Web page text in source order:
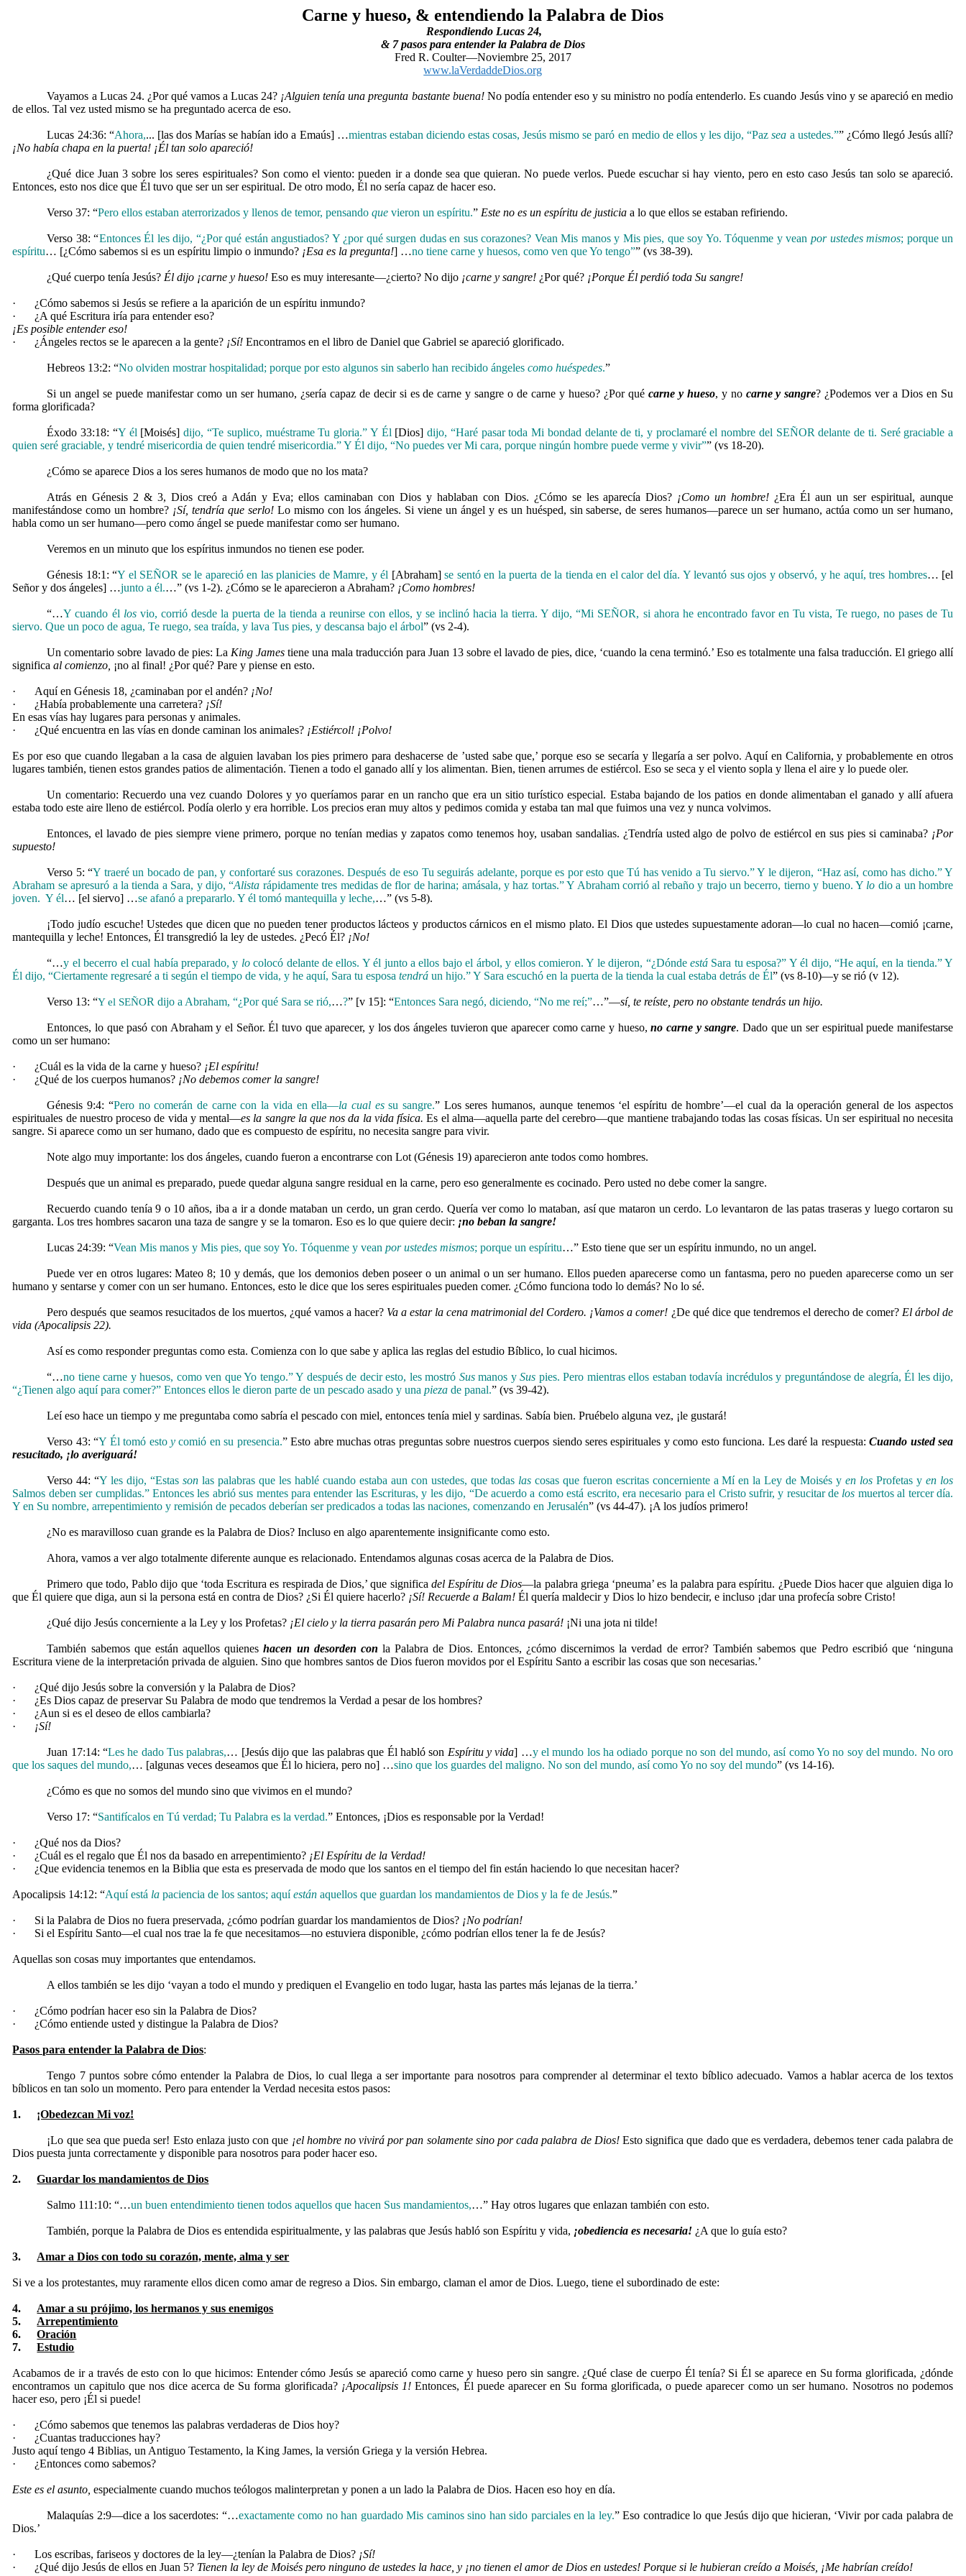
Carne y hueso, & entendiendo la Palabra de Dios
Respondiendo Lucas 24,
& 7 pasos para entender la Palabra de Dios
Fred R. Coulter—Noviembre 25, 2017
www.laVerdaddeDios.org
Vayamos a Lucas 24. ¿Por qué vamos a Lucas 24? ¡Alguien tenía una pregunta bastante buena!No podía entender eso y su ministro no podía entenderlo. Es cuando Jesús vino y se apareció en medio
de ellos. Tal vez usted mismo se ha preguntado acerca de eso.
Lucas 24:36: “Ahora,... [las dos Marías se habían ido a Emaús] …mientras estaban diciendo estas cosas, Jesús mismo se paró en medio de ellos y les dijo, “Pazsea a ustedes.”” ¿Cómo llegó Jesús allí?
¡No había chapa en la puerta! ¡Él tan solo apareció!
¿Qué dice Juan 3 sobre los seres espirituales? Son como el viento: pueden ir a donde sea que quieran. No puede verlos. Puede escuchar si hay viento, pero en esto caso Jesús tan solo se apareció.
Entonces, esto nos dice que Él tuvo que ser un ser espiritual. De otro modo, Él no sería capaz de hacer eso.
Verso 37: “Pero ellos estaban aterrorizados y llenos de temor, pensandoquevieron un espíritu.” Este no es un espíritu de justiciaa lo que ellos se estaban refiriendo.
Verso 38: “Entonces Él les dijo, “¿Por qué están angustiados? Y ¿por qué surgen dudas en sus corazones? Vean Mis manos y Mis pies, que soy Yo. Tóquenme y vean por ustedes mismos; porque un
espíritu… [¿Cómo sabemos si es un espíritu limpio o inmundo? ¡Esa es la pregunta!] …no tiene carne y huesos, como ven que Yo tengo”” (vs 38-39).
¿Qué cuerpo tenía Jesús? Él dijo ¡carne y hueso! Eso es muy interesante—¿cierto? No dijo ¡carne y sangre! ¿Por qué? ¡Porque Él perdió toda Su sangre!
·
¿Cómo sabemos si Jesús se refiere a la aparición de un espíritu inmundo?
·
¿A qué Escritura iría para entender eso?
¡Es posible entender eso!
·
¿Ángeles rectos se le aparecen a la gente? ¡Sí! Encontramos en el libro de Daniel que Gabriel se apareció glorificado.
Hebreos 13:2: “No olviden mostrar hospitalidad; porque por esto algunos sin saberlo han recibido ángelescomo huéspedes.”
Si un angel se puede manifestar como un ser humano, ¿sería capaz de decir si es de carne y sangre o de carne y hueso? ¿Por qué carne y hueso, y no carne y sangre? ¿Podemos ver a Dios en Su
forma glorificada?
Éxodo 33:18: “Y él [Moisés]dijo, “Te suplico, muéstrame Tu gloria.” Y Él [Dios]dijo, “Haré pasar toda Mi bondad delante de ti, y proclamaré el nombre del SEÑOR delante de ti. Seré graciable a
quien seré graciable, y tendré misericordia de quien tendré misericordia.” Y Él dijo, “No puedes ver Mi cara, porque ningún hombre puede verme y vivir”” (vs 18-20).
¿Cómo se aparece Dios a los seres humanos de modo que no los mata?
Atrás en Génesis 2 & 3, Dios creó a Adán y Eva; ellos caminaban con Dios y hablaban con Dios. ¿Cómo se les aparecía Dios? ¡Como un hombre! ¿Era Él aun un ser espiritual, aunque
manifestándose como un hombre? ¡Sí, tendría que serlo! Lo mismo con los ángeles. Si viene un ángel y es un huésped, sin saberse, de seres humanos—parece un ser humano, actúa como un ser humano,
habla como un ser humano—pero como ángel se puede manifestar como ser humano.
Veremos en un minuto que los espíritus inmundos no tienen ese poder.
Génesis 18:1: “Y el SEÑOR se le apareció en las planicies de Mamre, y él [Abraham]se sentó en la puerta de la tienda en el calor del día. Y levantó sus ojos y observó, y he aquí, tres hombres… [el
Señor y dos ángeles] …junto a él.…” (vs 1-2). ¿Cómo se le aparecieron a Abraham? ¡Como hombres!
“…Y cuando él losvio, corrió desde la puerta de la tienda a reunirse con ellos, y se inclinó hacia la tierra. Y dijo, “Mi SEÑOR, si ahora he encontrado favor en Tu vista, Te ruego, no pases de Tu
siervo. Que un poco de agua, Te ruego, sea traída, y lava Tus pies, y descansa bajo el árbol” (vs 2-4).
Un comentario sobre lavado de pies: La King Jamestiene una mala traducción para Juan 13 sobre el lavado de pies, dice, ‘cuando la cena terminó.’ Eso es totalmente una falsa traducción. El griego allí
significaal comienzo, ¡no al final! ¿Por qué? Pare y piense en esto.
· Aquí en Génesis 18, ¿caminaban por el andén? ¡No!
·
¿Había probablemente una carretera? ¡Sí!
En esas vías hay lugares para personas y animales.
·
¿Qué encuentra en las vías en donde caminan los animales? ¡Estiércol! ¡Polvo!
Es por eso que cuando llegaban a la casa de alguien lavaban los pies primero para deshacerse de ’usted sabe que,’ porque eso se secaría y llegaría a ser polvo. Aquí en California, y probablemente en otros
lugares también, tienen estos grandes patios de alimentación. Tienen a todo el ganado allí y los alimentan. Bien, tienen arrumes de estiércol. Eso se seca y el viento sopla y llena el aire y lo puede oler.
Un comentario: Recuerdo una vez cuando Dolores y yo queríamos parar en un rancho que era un sitio turístico especial. Estaba bajando de los patios en donde alimentaban el ganado y allí afuera
estaba todo este aire lleno de estiércol. Podía olerlo y era horrible. Los precios eran muy altos y pedimos comida y estaba tan mal que fuimos una vez y nunca volvimos.
Entonces, el lavado de pies siempre viene primero, porque no tenían medias y zapatos como tenemos hoy, usaban sandalias. ¿Tendría usted algo de polvo de estiércol en sus pies si caminaba? ¡Por
supuesto!
Verso 5: “Y traeré un bocado de pan, y confortaré sus corazones. Después de eso Tu seguirás adelante, porque es por esto que Tú has venido a Tu siervo.” Y le dijeron, “Haz así, como has dicho.” Y
Abraham se apresuró a la tienda a Sara, y dijo, “Alista rápidamente tres medidas de flor de harina; amásala, y haz tortas.” Y Abraham corrió al rebaño y trajo un becerro, tierno y bueno. Y lo dio a un hombre
joven. Y él… [el siervo] …se afanó a prepararlo. Y él tomó mantequilla y leche,…” (vs 5-8).
¡Todo judío escuche! Ustedes que dicen que no pueden tener productos lácteos y productos cárnicos en el mismo plato. El Dios que ustedes supuestamente adoran—lo cual no hacen—comió ¡carne,
mantequilla y leche! Entonces, Él transgredió la ley de ustedes. ¿Pecó Él? ¡No!
“…y el becerro el cual había preparado, y locolocó delante de ellos. Y él junto a ellos bajo el árbol, y ellos comieron. Y le dijeron, “¿Dóndeestá Sara tu esposa?” Y él dijo, “He aquí, en la tienda.” Y
Él dijo, “Ciertamente regresaré a ti según el tiempo de vida, y he aquí, Sara tu esposatendrá un hijo.” Y Sara escuchó en la puerta de la tienda la cual estaba detrás de Él” (vs 8-10)—y se rió (v 12).
Verso 13: “Y el SEÑOR dijo a Abraham, “¿Por qué Sara se rió,…?” [v 15]: “Entonces Sara negó, diciendo, “No me reí;”…”—sí, te reíste, pero no obstante tendrás un hijo.
Entonces, lo que pasó con Abraham y el Señor. Él tuvo que aparecer, y los dos ángeles tuvieron que aparecer como carne y hueso,no carne y sangre. Dado que un ser espiritual puede manifestarse
como un ser humano:
· ¿Cuál es la vida de la carne y hueso? ¡El espíritu!
·
¿Qué de los cuerpos humanos? ¡No debemos comer la sangre!
Génesis 9:4: “Pero no comerán de carne con la vida en ella—la cual essu sangre.” Los seres humanos, aunque tenemos ‘el espíritu de hombre’—el cual da la operación general de los aspectos
espirituales de nuestro proceso de vida y mental—es la sangre la que nos da la vida física. Es el alma—aquella parte del cerebro—que mantiene trabajando todas las cosas físicas. Un ser espiritual no necesita
sangre. Si aparece como un ser humano, dado que es compuesto de espíritu, no necesita sangre para vivir.
Note algo muy importante: los dos ángeles, cuando fueron a encontrarse con Lot (Génesis 19) aparecieron ante todos como hombres.
Después que un animal es preparado, puede quedar alguna sangre residual en la carne, pero eso generalmente es cocinado. Pero usted no debe comer la sangre.
Recuerdo cuando tenía 9 o 10 años, iba a ir a donde mataban un cerdo, un gran cerdo. Quería ver como lo mataban, así que mataron un cerdo. Lo levantaron de las patas traseras y luego cortaron su
garganta. Los tres hombres sacaron una taza de sangre y se la tomaron. Eso es lo que quiere decir: ¡no beban la sangre!
Lucas 24:39: “Vean Mis manos y Mis pies, que soy Yo. Tóquenme y veanpor ustedes mismos; porque un espíritu…” Esto tiene que ser un espíritu inmundo, no un angel.
Puede ver en otros lugares: Mateo 8; 10 y demás, que los demonios deben poseer o un animal o un ser humano. Ellos pueden aparecerse como un fantasma, pero no pueden aparecerse como un ser
humano y sentarse y comer con un ser humano. Entonces, esto le dice que los seres espirituales pueden comer. ¿Cómo funciona todo lo demás? No lo sé.
Pero después que seamos resucitados de los muertos, ¿qué vamos a hacer? Va a estar la cena matrimonial del Cordero. ¡Vamos a comer! ¿De qué dice que tendremos el derecho de comer? El árbol de
vida (Apocalipsis 22).
Así es como responder preguntas como esta. Comienza con lo que sabe y aplica las reglas del estudio Bíblico, lo cual hicimos.
“…no tiene carne y huesos, como ven que Yo tengo.” Y después de decir esto, les mostró Susmanos ySus pies. Pero mientras ellos estaban todavía incrédulos y preguntándose de alegría, Él les dijo,
“¿Tienen algo aquí para comer?” Entonces ellos le dieron parte de un pescado asado y unapieza de panal.” (vs 39-42).
Leí eso hace un tiempo y me preguntaba como sabría el pescado con miel, entonces tenía miel y sardinas. Sabía bien. Pruébelo alguna vez, ¡le gustará!
Verso 43: “Y Él tomó estoycomió en su presencia.” Esto abre muchas otras preguntas sobre nuestros cuerpos siendo seres espirituales y como esto funciona. Les daré la respuesta:Cuando usted sea
resucitado, ¡lo averiguará!
Verso 44: “Y les dijo, “Estasson las palabras que les hablé cuando estaba aun con ustedes, que todas lascosas que fueron escritas concerniente a Mí en la Ley de Moisés yen los Profetas yen los
Salmos deben ser cumplidas.” Entonces les abrió sus mentes para entender las Escrituras, y les dijo, “De acuerdo a como está escrito, era necesario para el Cristo sufrir, y resucitar de los muertos al tercer día.
Y en Su nombre, arrepentimiento y remisión de pecados deberían ser predicados a todas las naciones, comenzando en Jerusalén” (vs 44-47). ¡A los judíos primero!
¿No es maravilloso cuan grande es la Palabra de Dios? Incluso en algo aparentemente insignificante como esto.
Ahora, vamos a ver algo totalmente diferente aunque es relacionado. Entendamos algunas cosas acerca de la Palabra de Dios.
Primero que todo, Pablo dijo que ‘toda Escritura es respirada de Dios,’ que significa del Espíritu de Dios—la palabra griega ‘pneuma’ es la palabra para espíritu. ¿Puede Dios hacer que alguien diga lo
que Él quiere que diga, aun si la persona está en contra de Dios? ¿Si Él quiere hacerlo? ¡Sí! Recuerde a Balam! Él quería maldecir y Dios lo hizo bendecir, e incluso ¡dar una profecía sobre Cristo!
¿Qué dijo Jesús concerniente a la Ley y los Profetas? ¡El cielo y la tierra pasarán pero Mi Palabra nunca pasará! ¡Ni una jota ni tilde!
También sabemos que están aquellos quieneshacen un desorden con la Palabra de Dios. Entonces, ¿cómo discernimos la verdad de error? También sabemos que Pedro escribió que ‘ninguna
Escritura viene de la interpretación privada de alguien. Sino que hombres santos de Dios fueron movidos por el Espíritu Santo a escribir las cosas que son necesarias.’
·
¿Qué dijo Jesús sobre la conversión y la Palabra de Dios?
·
¿Es Dios capaz de preservar Su Palabra de modo que tendremos la Verdad a pesar de los hombres?
·
¿Aun si es el deseo de ellos cambiarla?
·
¡Sí!
Juan 17:14: “Les he dado Tus palabras,… [Jesús dijo que las palabras que Él habló son Espíritu y vida] …y el mundo los ha odiado porque no son del mundo, así como Yo no soy del mundo. No oro
que los saques del mundo,… [algunas veces deseamos que Él lo hiciera, pero no] …sino que los guardes del maligno. No son del mundo, así como Yo no soy del mundo” (vs 14-16).
¿Cómo es que no somos del mundo sino que vivimos en el mundo?
Verso 17: “Santifícalos en Tú verdad; Tu Palabra es la verdad.” Entonces, ¡Dios es responsable por la Verdad!
·
¿Qué nos da Dios?
·
¿Cuál es el regalo que Él nos da basado en arrepentimiento? ¡El Espíritu de la Verdad!
·
¿Que evidencia tenemos en la Biblia que esta es preservada de modo que los santos en el tiempo del fin están haciendo lo que necesitan hacer?
Apocalipsis 14:12: “Aquí está la paciencia de los santos; aquíestán aquellos que guardan los mandamientos de Dios y la fe de Jesús.”
· Si la Palabra de Dios no fuera preservada, ¿cómo podrían guardar los mandamientos de Dios? ¡No podrían!
·
Si el Espíritu Santo—el cual nos trae la fe que necesitamos—no estuviera disponible, ¿cómo podrían ellos tener la fe de Jesús?
Aquellas son cosas muy importantes que entendamos.
A ellos también se les dijo ‘vayan a todo el mundo y prediquen el Evangelio en todo lugar, hasta las partes más lejanas de la tierra.’
·
¿Cómo podrían hacer eso sin la Palabra de Dios?
·
¿Cómo entiende usted y distingue la Palabra de Dios?
Pasos para entender la Palabra de Dios:
Tengo 7 puntos sobre cómo entender la Palabra de Dios, lo cual llega a ser importante para nosotros para comprender al determinar el texto bíblico adecuado. Vamos a hablar acerca de los textos
bíblicos en tan solo un momento. Pero para entender la Verdad necesita estos pasos:
1. ¡Obedezcan Mi voz!
¡Lo que sea que pueda ser! Esto enlaza justo con que ¡el hombre no vivirá por pan solamente sino por cada palabra de Dios!Esto significa que dado que es verdadera, debemos tener cada palabra de
Dios puesta junta correctamente y disponible para nosotros para poder hacer eso.
2. Guardar los mandamientos de Dios
Salmo 111 :10: “…un buen entendimiento tienen todos aquellos que hacen Sus mandamientos,…” Hay otros lugares que enlazan también con esto.
También, porque la Palabra de Dios es entendida espiritualmente, y las palabras que Jesús habló son Espíritu y vida, ¡obediencia es necesaria! ¿A que lo guía esto?
3. Amar a Dios con todo su corazón, mente, alma y ser
Si ve a los protestantes, muy raramente ellos dicen como amar de regreso a Dios. Sin embargo, claman el amor de Dios. Luego, tiene el subordinado de este:
4.
Amar a su prójimo, los hermanos y sus enemigos
5.
Arrepentimiento
6.
Oración
7.
Estudio
Acabamos de ir a través de esto con lo que hicimos: Entender cómo Jesús se apareció como carne y hueso pero sin sangre. ¿Qué clase de cuerpo Él tenía? Si Él se aparece en Su forma glorificada, ¿dónde
encontramos un capitulo que nos dice acerca de Su forma glorificada? ¡Apocalipsis 1!Entonces, Él puede aparecer en Su forma glorificada, o puede aparecer como un ser humano. Nosotros no podemos
hacer eso, pero ¡Él si puede!
·
¿Cómo sabemos que tenemos las palabras verdaderas de Dios hoy?
·
¿Cuantas traducciones hay?
Justo aquí tengo 4 Biblias, un Antiguo Testamento, la King James, la versión Griega y la versión Hebrea.
·
¿Entonces como sabemos?
Este es el asunto,especialmente cuando muchos teólogos malinterpretan y ponen a un lado la Palabra de Dios. Hacen eso hoy en día.
Malaquías 2:9—dice a los sacerdotes: “…exactamente como no han guardado Mis caminos sino han sido parciales en la ley.” Eso contradice lo que Jesús dijo que hicieran, ‘Vivir por cada palabra de
Dios.’
· Los escribas, fariseos y doctores de la ley—¿tenían la Palabra de Dios? ¡Sí!
·
¿Qué dijo Jesús de ellos en Juan 5? Tienen la ley de Moisés pero ninguno de ustedes la hace, y ¡no tienen el amor de Dios en ustedes! Porque si le hubieran creído a Moisés, ¡Me habrían creído!